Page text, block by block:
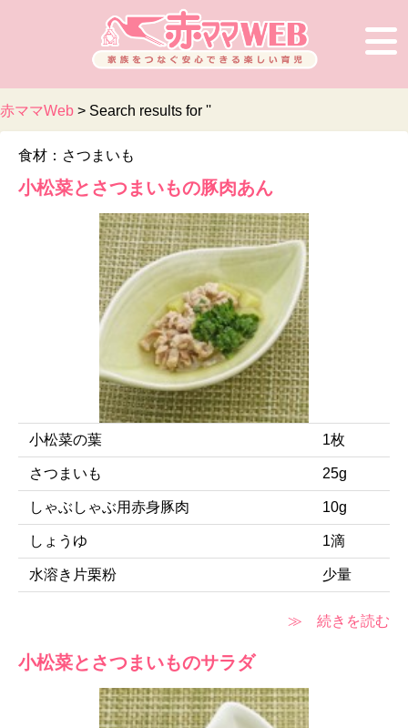
赤ママWeb > Search results for ''
食材：さつまいも
小松菜とさつまいもの豚肉あん
小松菜の葉 1枚
さつまいも 25g
しゃぶしゃぶ用赤身豚肉 10g
しょうゆ 1滴
水溶き片栗粉 少量
≫ 続きを読む
小松菜とさつまいものサラダ